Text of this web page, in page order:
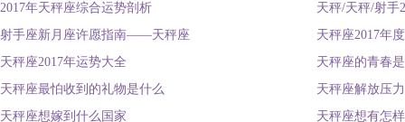
2017年天秤座综合运势剖析
天秤/天秤/射手
射手座新月座许愿指南——天秤座
天秤座2017年
天秤座2017年运势大全
天秤座的青春
天秤座最怕收到的礼物是什么
天秤座解放压
天秤座想嫁到什么国家
天秤座想有怎